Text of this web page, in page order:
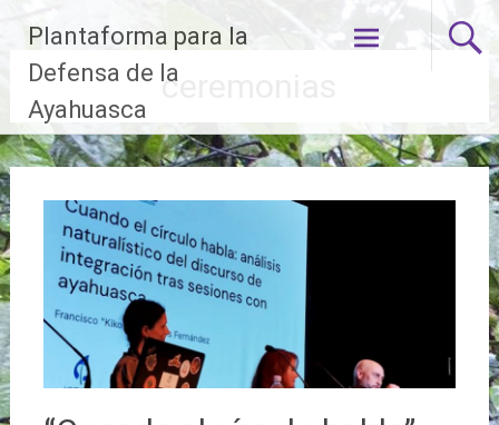
contenido
Plantaforma para la
Defensa de la
Ayahuasca
ceremonias